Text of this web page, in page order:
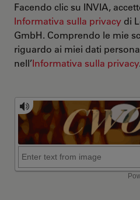
Facendo clic su INVIA,
Informativa sulla privacy di
GmbH. Comprendo le mie
riguardo ai miei dati
nell’Informativa sulla privacy.